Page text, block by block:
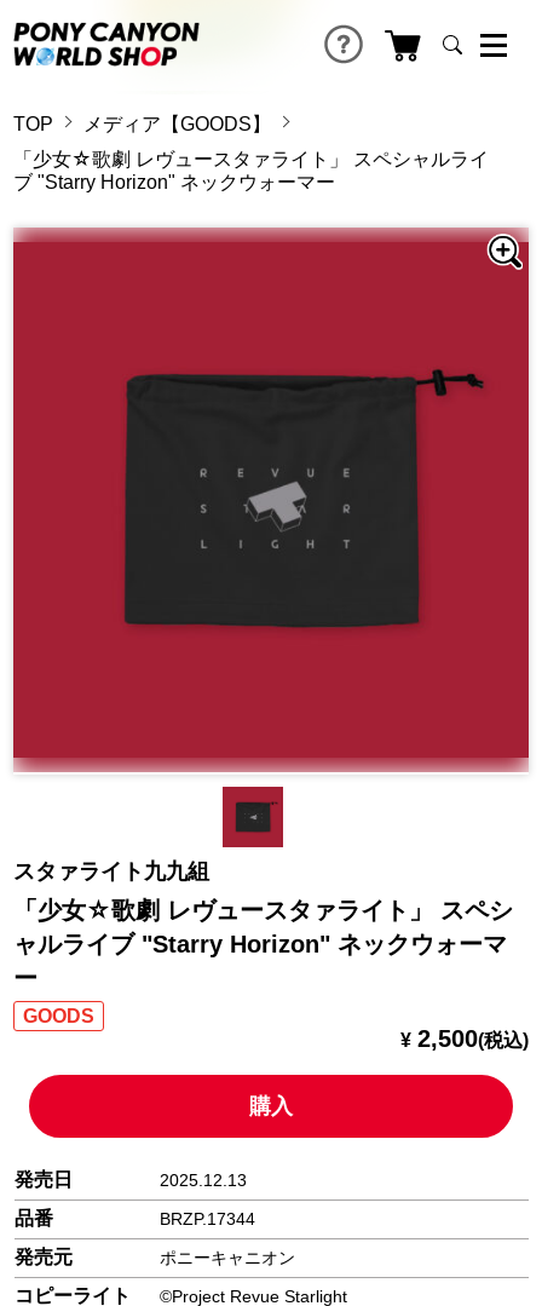
TOP
メディア【GOODS】
「少女☆歌劇 レヴュースタァライト」 スペシャルライ
ブ "Starry Horizon" ネックウォーマー
スタァライト九九組
「少女☆歌劇 レヴュースタァライト」 スペシ
ャルライブ "Starry Horizon" ネックウォーマ
ー
GOODS
¥ 2,500(税込)
購入
発売日 2025.12.13
品番 BRZP.17344
発売元 ポニーキャニオン
コピーライト ©Project Revue Starlight